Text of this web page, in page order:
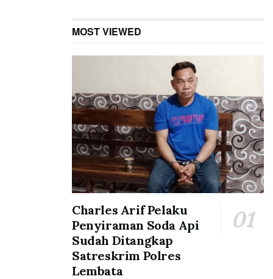
MOST VIEWED
Charles Arif Pelaku
Penyiraman Soda Api
Sudah Ditangkap
Satreskrim Polres
Lembata